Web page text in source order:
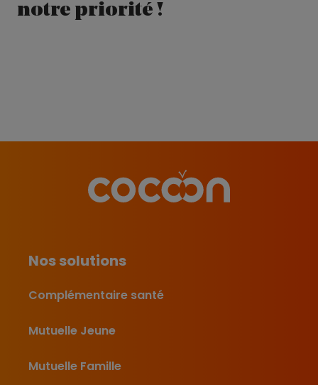
notre priorité !
Nos solutions
Complémentaire santé
Mutuelle Jeune
Mutuelle Famille